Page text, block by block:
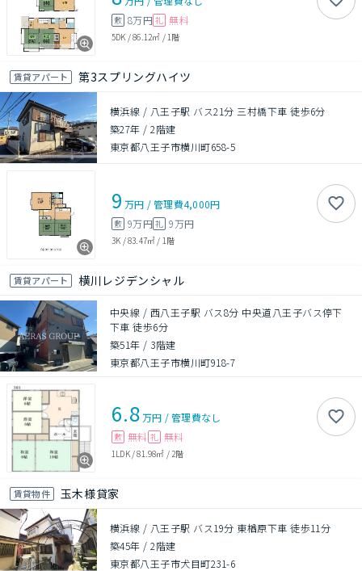
敷 8万円 礼 無料
5DK /86.12㎡ / 1階
賃貸アパート 第3スプリングハイツ
横浜線 / 八王子駅 バス21分 三村橋下車 徒歩6分
築27年 /2階建
東京都八王子市横川町658-5
9 万円 /管理費4,000円
敷 9万円礼 9万円
3K /83.47㎡ / 1階
賃貸アパート 横川レジデンシャル
中央線 / 西八王子駅 バス8分 中央道八王子バス停下
下車 徒歩6分
築51年 / 3階建
東京都八王子市横川町918-7
6.8万円 /管理費なし
敷 無料 礼 無料
1LDK/81.98㎡ / 2階
賃貸物件 玉木様貸家
横浜線 / 八王子駅 バス19分 東楢原下車 徒歩11分
築45年 /2階建
東京都八王子市犬目町231-6